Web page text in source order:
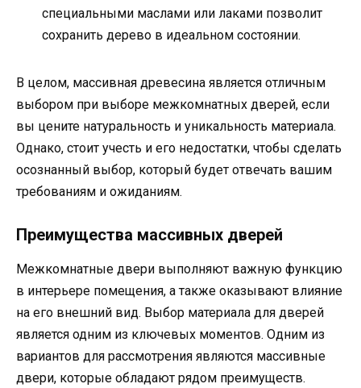
специальными маслами или лаками позволит
сохранить дерево в идеальном состоянии.
В целом, массивная древесина является отличным
выбором при выборе межкомнатных дверей, если
вы цените натуральность и уникальность материала.
Однако, стоит учесть и его недостатки, чтобы сделать
осознанный выбор, который будет отвечать вашим
требованиям и ожиданиям.
Преимущества массивных дверей
Межкомнатные двери выполняют важную функцию
в интерьере помещения, а также оказывают влияние
на его внешний вид. Выбор материала для дверей
является одним из ключевых моментов. Одним из
вариантов для рассмотрения являются массивные
двери, которые обладают рядом преимуществ.